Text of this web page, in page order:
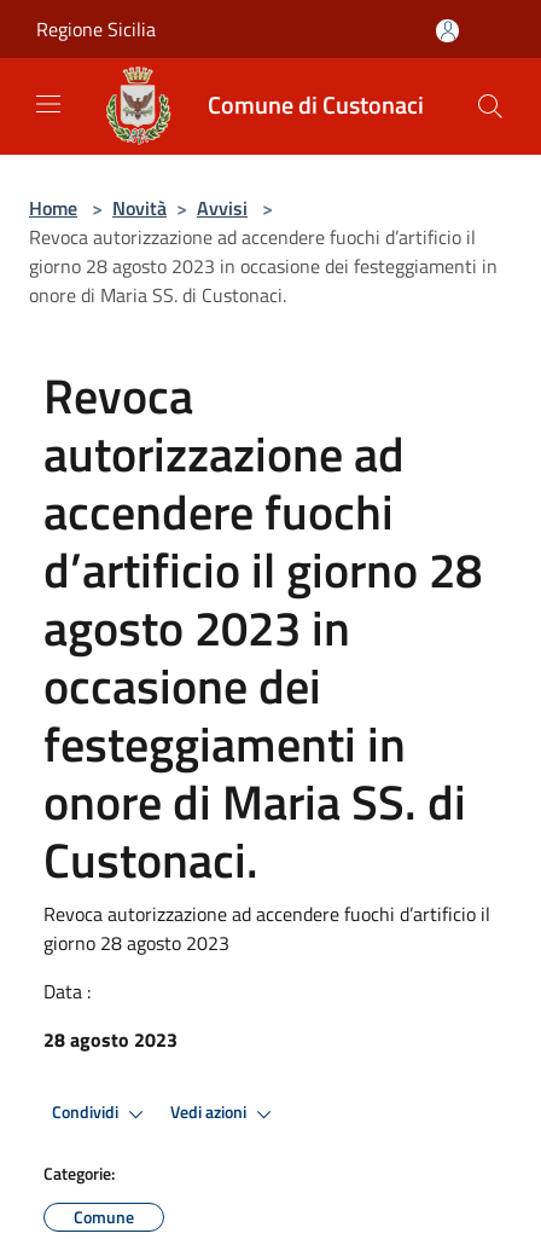
Regione Sicilia
Comune di Custonaci
Home > Novità > Avvisi >
Revoca autorizzazione ad accendere fuochi d’artificio il
giorno 28 agosto 2023 in occasione dei festeggiamenti in
onore di Maria SS. di Custonaci.
Revoca
autorizzazione ad
accendere fuochi
d’artificio il giorno 28
agosto 2023 in
occasione dei
festeggiamenti in
onore di Maria SS. di
Custonaci.
Revoca autorizzazione ad accendere fuochi d’artificio il
giorno 28 agosto 2023
Data :
28 agosto 2023
Condividi Vedi azioni
Categorie:
Comune